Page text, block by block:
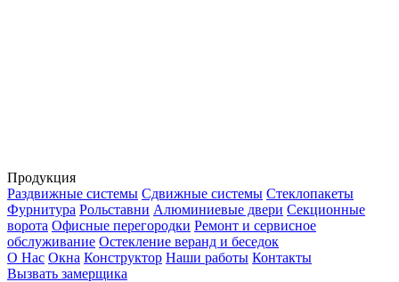
Продукция
Раздвижные системы Сдвижные системы Стеклопакеты
Фурнитура Рольставни Алюминиевые двери Секционные
ворота Офисные перегородки Ремонт и сервисное
обслуживание Остекление веранд и беседок
О Нас Окна Конструктор Наши работы Контакты
Вызвать замерщика